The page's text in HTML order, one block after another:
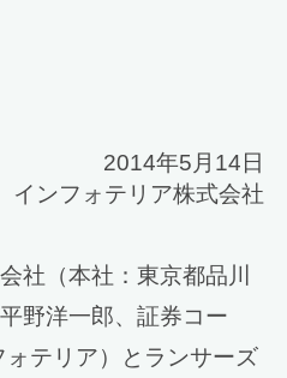
2014年5月14日
インフォテリア株式会社
社（本社：東京都品川
野洋一郎、証券コー
ォテリア）とランサーズ